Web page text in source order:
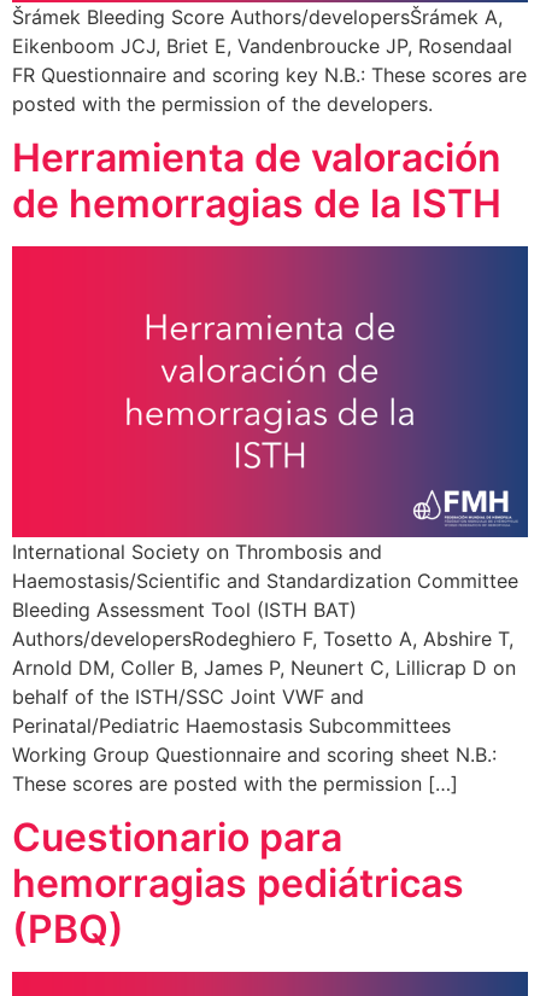
Šrámek Bleeding Score Authors/developersŠrámek A,
Eikenboom JCJ, Briet E, Vandenbroucke JP, Rosendaal
FR Questionnaire and scoring key N.B.: These scores are
posted with the permission of the developers.
Herramienta de valoración
de hemorragias de la ISTH
International Society on Thrombosis and
Haemostasis/Scientific and Standardization Committee
Bleeding Assessment Tool (ISTH BAT)
Authors/developersRodeghiero F, Tosetto A, Abshire T,
Arnold DM, Coller B, James P, Neunert C, Lillicrap D on
behalf of the ISTH/SSC Joint VWF and
Perinatal/Pediatric Haemostasis Subcommittees
Working Group Questionnaire and scoring sheet N.B.:
These scores are posted with the permission […]
Cuestionario para
hemorragias pediátricas
(PBQ)